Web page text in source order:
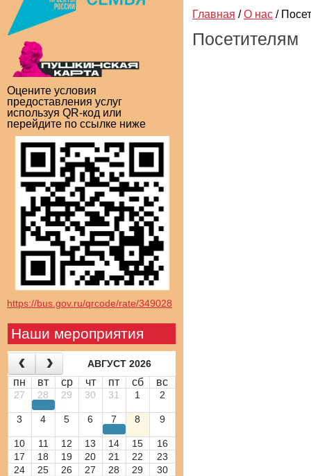
Оцените условия
предоставления услуг
используя QR-код или
перейдите по ссылке ниже
https://bus.gov.ru/qrcode/rate/349028
Наши мероприятия
АВГУСТ 2026
пн вт ср чт пт сб вс
27 28 29 30 31 1 2
3 4 5 6 7 8 9
10 11 12 13 14 15
16
17
18 19 20 21 22
23
24
25 26 27 28 29
30
Главная / О нас /
Посетителям